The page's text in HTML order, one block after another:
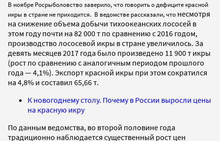
В ноябре Росрыболовство заверило, что говорить о дефиците красной
икры в стране не приходится. В ведомстве рассказали, что несмотря
на снижение объема добычи тихоокеанских лососей в
этом году почти на 82 000 т по сравнению с 2016 годом,
производство лососевой икры в стране увеличилось. За
девять месяцев 2017 года было произведено 11 900 т икры
(рост по сравнению с аналогичным периодом прошлого
года — 4,1%). Экспорт красной икры при этом сократился
на 4,8% и составил 65,66 т.
К новогоднему столу. Почему в России выросли цены
на красную икру
По данным ведомства, во второй половине года
традиционно наблюдается существенный рост цен